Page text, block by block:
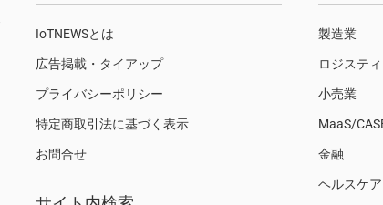
IoTNEWSとは
広告掲載・タイアップ
プライバシーポリシー
特定商取引法に基づく表示
お問合せ
製造業
ロジステ
小売業
MaaS/
金融
ヘルスケ